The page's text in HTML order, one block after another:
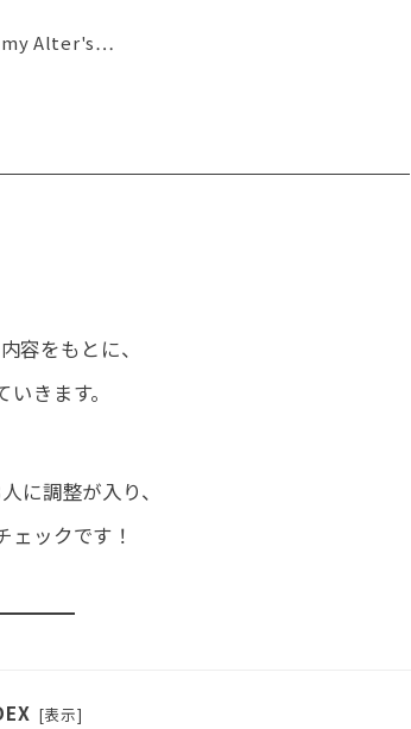
Alter's…
をもとに、
きます。
に調整が入り、
ックです！
[表示]